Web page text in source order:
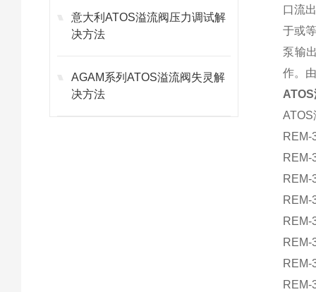
意大利ATOS溢流阀压力调试解
决方法
AGAM系列ATOS溢流阀失灵解
决方法
口流
于或
泵输
作。
REM-
REM-
REM-
REM-
REM-
REM-
REM-
REM-